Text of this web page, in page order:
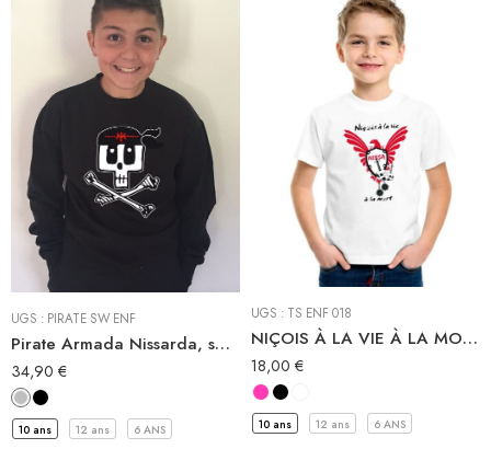
UGS : PIRATE SW ENF
Pirate Armada Nissarda, sweat-shirt enfant pirate niçois
34,90 €
10 ans 12 ans 6 ANS
Sweat-Shirt à capuche
UGS : TS ENF 018
NIÇOIS À LA VIE À LA MORT tee-shirt niçois enfant
18,00 €
10 ans 12 ans 6 ANS
Tee-shirt